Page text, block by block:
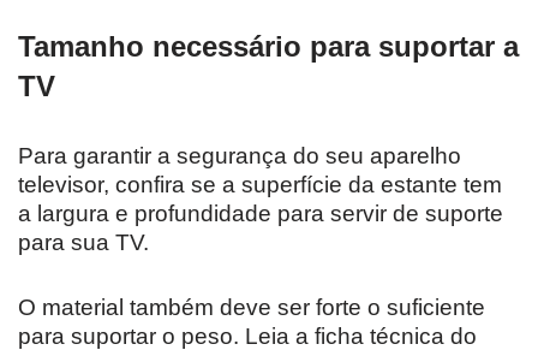
Tamanho necessário para suportar a
TV
Para garantir a segurança do seu aparelho
televisor, confira se a superfície da estante tem
a largura e profundidade para servir de suporte
para sua TV.
O material também deve ser forte o suficiente
para suportar o peso. Leia a ficha técnica do